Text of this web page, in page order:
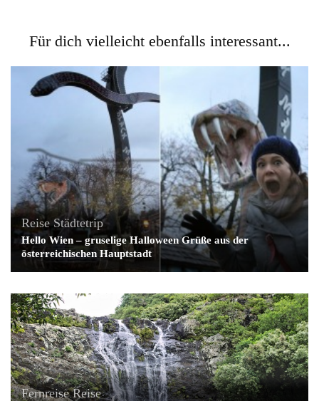
Für dich vielleicht ebenfalls interessant...
Reise Städtetrip
Hello Wien – gruselige Halloween Grüße aus der
österreichischen Hauptstadt
Fernreise Reise